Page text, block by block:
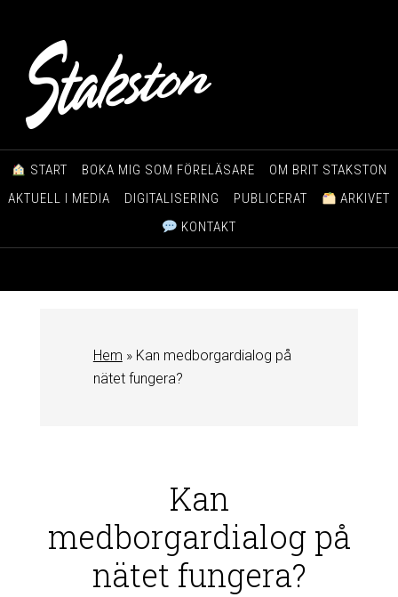
START BOKA MIG SOM FÖRELÄSARE
OM BRIT STAKSTON
AKTUELL I MEDIA
DIGITALISERING PUBLICERAT
ARKIVET
KONTAKT
Hem » Kan medborgardialog på
nätet fungera?
Kan
medborgardialog på
nätet fungera?